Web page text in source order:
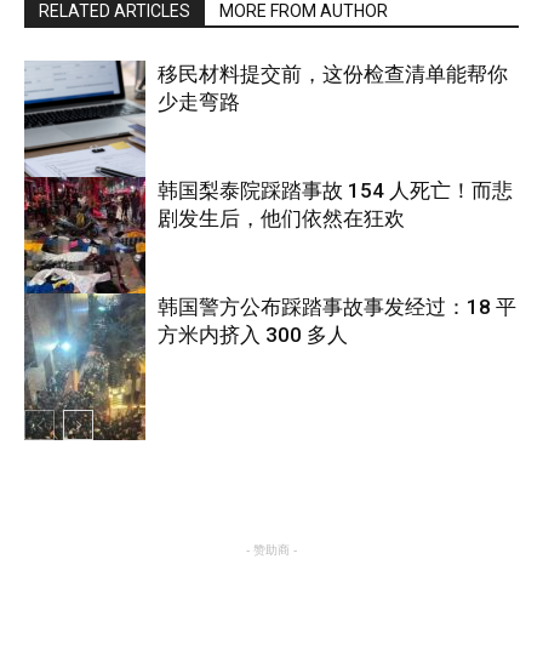
RELATED ARTICLES MORE FROM AUTHOR
国际
移民材料提交前，这份检查清单能帮你
少走弯路
国际
韩国梨泰院踩踏事故 154 人死亡！而悲
剧发生后，他们依然在狂欢
韩国警方公布踩踏事故事发经过：18 平
方米内挤入 300 多人
- 赞助商 -